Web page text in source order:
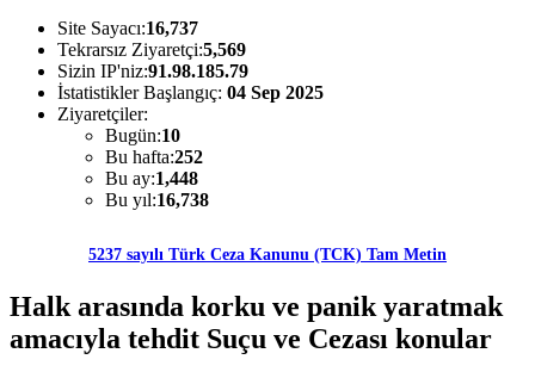
Site Sayacı:16,737
Tekrarsız Ziyaretçi:5,569
Sizin IP'niz:91.98.185.79
İstatistikler Başlangıç: 04 Sep 2025
Ziyaretçiler:
Bugün:10
Bu hafta:252
Bu ay:1,448
Bu yıl:16,738
5237 sayılı Türk Ceza Kanunu (TCK) Tam Metin
Halk arasında korku ve panik yaratmak
amacıyla tehdit Suçu ve Cezası konular